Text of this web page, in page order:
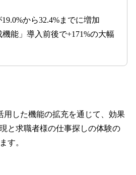
から32.4%までに増加
機能」導入前後で+171%の大幅
用した機能の拡充を通じて、効果
と求職者様の仕事探しの体験の
す。